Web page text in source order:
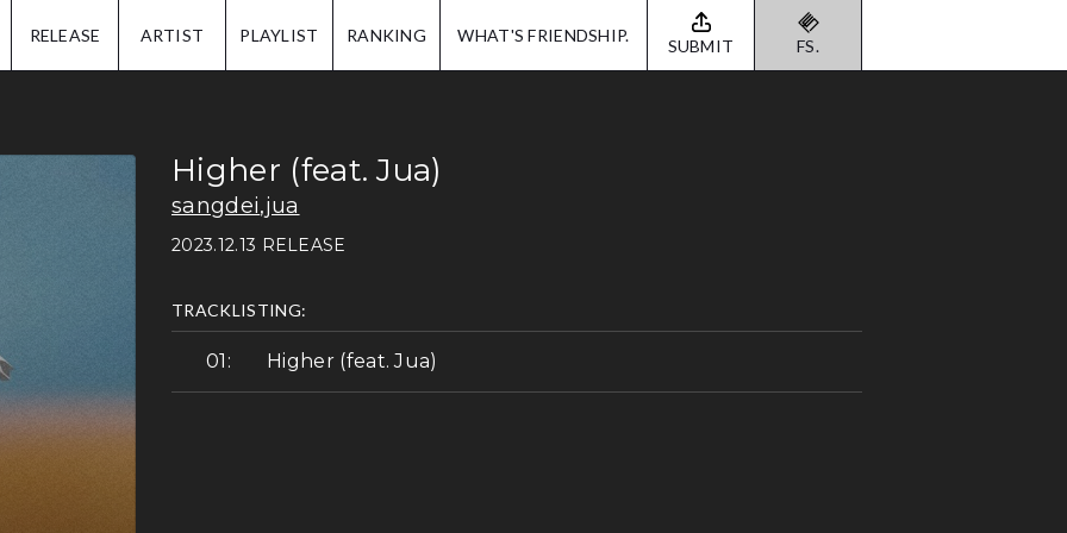
RELEASE ARTIST PLAYLIST RANKING WHAT'S FRIENDSHIP. SUBMIT FS.
Higher (feat. Jua)
sangdei,jua
2023.12.13 RELEASE
TRACKLISTING:
Higher (feat. Jua)